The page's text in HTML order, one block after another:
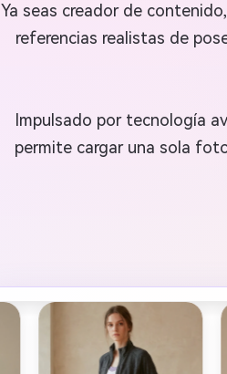
Ya seas creador de
referencias realistas de
Impulsado por tecnología
permite cargar una sola